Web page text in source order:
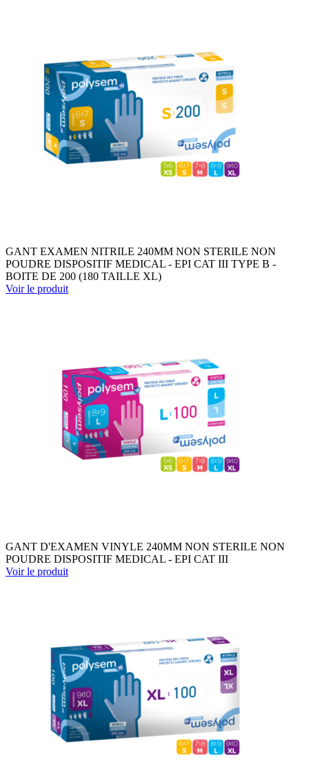
GANT EXAMEN NITRILE 240MM NON STERILE NON
POUDRE DISPOSITIF MEDICAL - EPI CAT III TYPE B -
BOITE DE 200 (180 TAILLE XL)
Voir le produit
GANT D'EXAMEN VINYLE 240MM NON STERILE NON
POUDRE DISPOSITIF MEDICAL - EPI CAT III
Voir le produit